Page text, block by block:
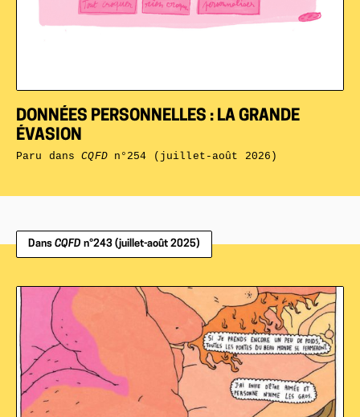
DONNÉES PERSONNELLES : LA GRANDE
ÉVASION
Paru dansCQFDn°254 (juillet-août 2026)
Dans CQFD n°243 (juillet-août 2025)